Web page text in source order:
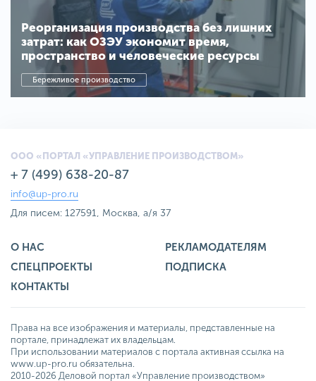
Реорганизация производства без лишних
затрат: как ОЗЭУ экономит время,
пространство и человеческие ресурсы
Бережливое производство
ООО «ПОРТАЛ «УПРАВЛЕНИЕ ПРОИЗВОДСТВОМ»
+ 7 (499) 638-20-87
info@up-pro.ru
Для писем: 127591, Москва, а/я 37
О НАС
РЕКЛАМОДАТЕЛЯМ
СПЕЦПРОЕКТЫ
ПОДПИСКА
КОНТАКТЫ
Права на все изображения и материалы, представленные на
портале, принадлежат их владельцам.
При использовании материалов с портала активная ссылка на
www.up-pro.ru обязательна.
2010-2026 Деловой портал «Управление производством»